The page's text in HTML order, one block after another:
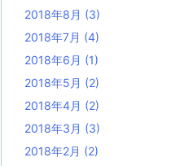
2018年8月 (3)
2018年7月 (4)
2018年6月 (1)
2018年5月 (2)
2018年4月 (2)
2018年3月 (3)
2018年2月 (2)